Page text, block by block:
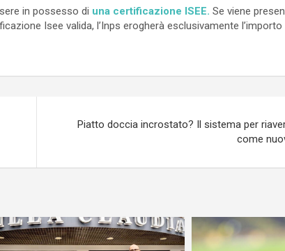
in possesso di una certificazione ISEE. Se viene
Isee valida, l’Inps erogherà esclusivamente l’importo
Piatto doccia incrostato? Il sistema per
come